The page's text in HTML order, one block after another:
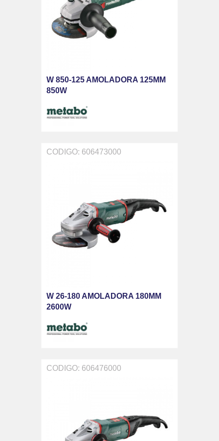
W 850-125 AMOLADORA 125MM
850W
CODIGO: 606473000
W 26-180 AMOLADORA 180MM
2600W
CODIGO: 606476000